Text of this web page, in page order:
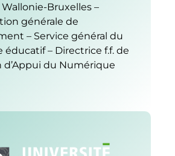
Bruxelles –
générale de
– Service général du
éducatif – Directrice f.f. de
d’Appui du Numérique